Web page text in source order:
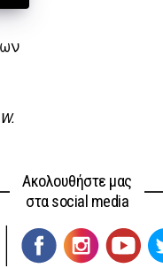
Ακολουθήστε μας
στα social media